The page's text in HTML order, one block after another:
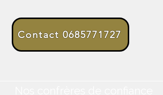
Contact 0685771727